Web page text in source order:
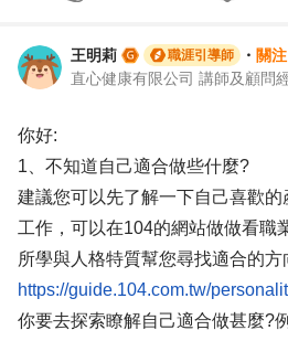
王明莉 職涯引導師 ・ 關注
你好:
1、不知道自己適合做些什麼?
建議您可以先了解一下自己喜歡
工作，可以在104的網站做做看職
所學與人格特質幫您尋找適合的方
https://guide.104.com.tw/
你要去探索瞭解自己適合做甚麼?